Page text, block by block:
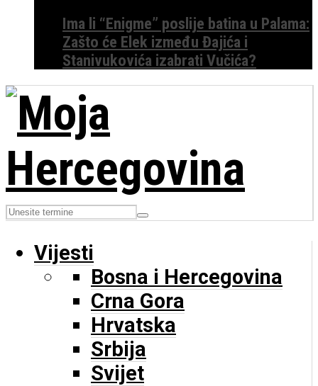
Ima li “Enigme” poslije batina u Palama:
Zašto će Elek između Đajića i
Stanivukovića izabrati Vučića?
Vijesti
Bosna i Hercegovina
Crna Gora
Hrvatska
Srbija
Svijet